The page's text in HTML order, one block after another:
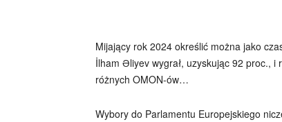
Mijający rok 2024 określić można jako
İlham Əliyev wygrał, uzyskując 92 proc.,
różnych OMON-ów…
Wybory do Parlamentu Europejskiego